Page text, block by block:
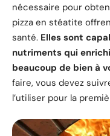
nécessaire pour
pizza en stéatite
santé. Elles sont
nutriments qui
beaucoup de bien à
faire, vous devez
l’utiliser pour la